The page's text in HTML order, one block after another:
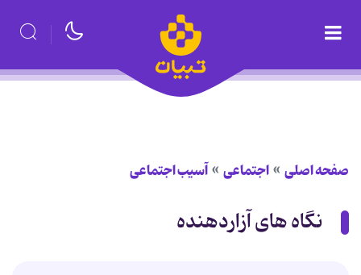
صفحه اصلی اجتماعی آسیب اجتماعی
نگاه های آزاردهنده